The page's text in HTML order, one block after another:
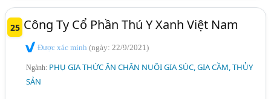
25 Công Ty Cổ Phần Thú Y Xanh Việt Nam
Được xác minh(ngày: 22/9/2021)
Ngành: PHỤ GIA THỨC ĂN CHĂN NUÔI GIA SÚC, GIA CẦM, THỦY
SẢN